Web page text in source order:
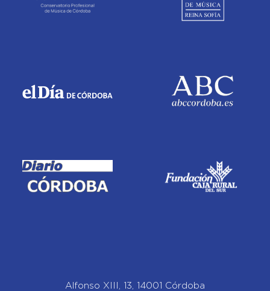
Alfonso XIII, 13, 14001 Córdoba